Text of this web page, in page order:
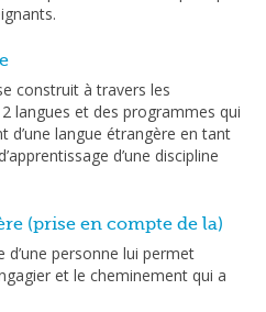
construit à travers les
langues et des programmes qui
d’une langue étrangère en tant
d’une discipline
(prise en compte de la)
d’une personne lui permet
et le cheminement qui a